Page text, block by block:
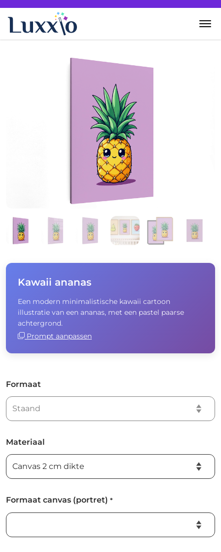
Kawaii ananas
Een modern minimalistische kawaii cartoon
illustratie van een ananas, met een pastel paarse
achtergrond.
Prompt aanpassen
Formaat
Materiaal
Formaat canvas (portret) *